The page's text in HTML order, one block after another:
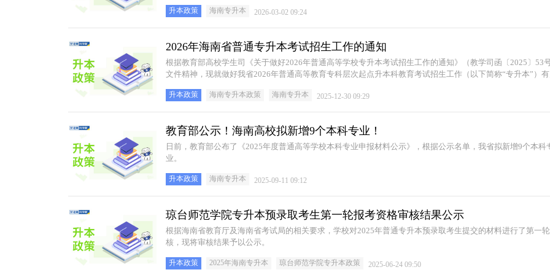
升本政策 海南专升本 2026-03-02 09:24
2026年海南省普通专升本考试招生工作的通知
根据教育部高校学生司《关于做好2026年普通高等学校专升本考试招生工作的通知》（教学司函〔2025〕53号
文件精神，现就做好我省2026年普通高等教育专科层次起点升本科教育考试招生工作（以下简称“专升本”）有
升本政策 海南专升本政策 海南专升本 2025-12-30 09:29
教育部公示！海南高校拟新增9个本科专业！
日前，教育部公布了《2025年度普通高等学校本科专业申报材料公示》，根据公示名单，我省拟新增9个本科
业。
升本政策 海南专升本 2025-09-11 09:12
琼台师范学院专升本预录取考生第一轮报考资格审核结果公示
根据海南省教育厅及海南省考试局的相关要求，学校对2025年普通专升本预录取考生提交的材料进行了第一
核，现将审核结果予以公示。
升本政策 2025年海南专升本 琼台师范学院专升本政策 2025-06-24 09:50